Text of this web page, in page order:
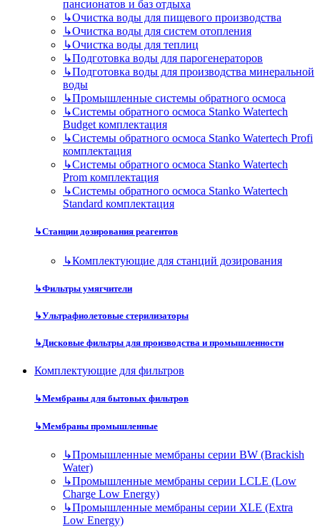
пансионатов и баз отдыха
↳Очистка воды для пищевого производства
↳Очистка воды для систем отопления
↳Очистка воды для теплиц
↳Подготовка воды для парогенераторов
↳Подготовка воды для производства минеральной
воды
↳Промышленные системы обратного осмоса
↳Системы обратного осмоса Stanko Watertech
Budget комплектация
↳Системы обратного осмоса Stanko Watertech Profi
комплектация
↳Системы обратного осмоса Stanko Watertech
Prom комплектация
↳Системы обратного осмоса Stanko Watertech
Standard комплектация
↳Станции дозирования реагентов
↳Комплектующие для станций дозирования
↳Фильтры умягчители
↳Ультрафиолетовые стерилизаторы
↳Дисковые фильтры для производства и промышленности
Комплектующие для фильтров
↳Мембраны для бытовых фильтров
↳Мембраны промышленные
↳Промышленные мембраны серии BW (Brackish
Water)
↳Промышленные мембраны серии LCLE (Low
Charge Low Energy)
↳Промышленные мембраны серии XLE (Extra
Low Energy)